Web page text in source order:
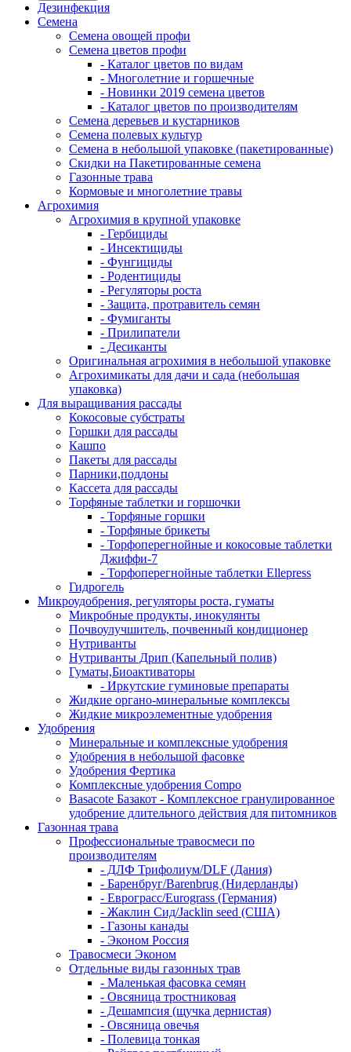
Дезинфекция
Семена
Семена овощей профи
Семена цветов профи
- Каталог цветов по видам
- Многолетние и горшечные
- Новинки 2019 семена цветов
- Каталог цветов по производителям
Семена деревьев и кустарников
Семена полевых культур
Семена в небольшой упаковке (пакетированные)
Скидки на Пакетированные семена
Газонные трава
Кормовые и многолетние травы
Агрохимия
Агрохимия в крупной упаковке
- Гербициды
- Инсектициды
- Фунгициды
- Родентициды
- Регуляторы роста
- Защита, протравитель семян
- Фумиганты
- Прилипатели
- Десиканты
Оригинальная агрохимия в небольшой упаковке
Агрохимикаты для дачи и сада (небольшая
упаковка)
Для выращивания рассады
Кокосовые субстраты
Горшки для рассады
Кашпо
Пакеты для рассады
Парники,поддоны
Кассета для рассады
Торфяные таблетки и горшочки
- Торфяные горшки
- Торфяные брикеты
- Торфоперегнойные и кокосовые таблетки
Джиффи-7
- Торфоперегнойные таблетки Ellepress
Гидрогель
Микроудобрения, регуляторы роста, гуматы
Микробные продукты, инокулянты
Почвоулучшитель, почвенный кондиционер
Нутриванты
Нутриванты Дрип (Капельный полив)
Гуматы,Биоактиваторы
- Иркутские гуминовые препараты
Жидкие органо-минеральные комплексы
Жидкие микроэлементные удобрения
Удобрения
Минеральные и комплексные удобрения
Удобрения в небольшой фасовке
Удобрения Фертика
Комплексные удобрения Compo
Basacote Базакот - Комплексное гранулированное
удобрение длительного действия для питомников
Газонная трава
Профессиональные травосмеси по
производителям
- ДЛФ Трифолиум/DLF (Дания)
- Баренбруг/Barenbrug (Нидерланды)
- Еврограсс/Eurograss (Германия)
- Жаклин Сид/Jacklin seed (США)
- Газоны канады
- Эконом Россия
Травосмеси Эконом
Отдельные виды газонных трав
- Маленькая фасовка семян
- Овсяница тростниковая
- Дешампсия (щучка дернистая)
- Овсяница овечья
- Полевица тонкая